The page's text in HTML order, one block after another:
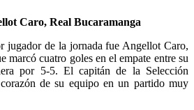
Caro, Real Bucaramanga
jugador de la jornada fue Angellot Caro,
marcó cuatro goles en el empate entre su
por 5-5. El capitán de la Selección
de su equipo en un partido muy